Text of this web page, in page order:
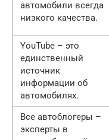
автомобили всегда
низкого качества.
YouTube – это
единственный
источник
информации об
автомобилях.
Все автоблогеры –
эксперты в